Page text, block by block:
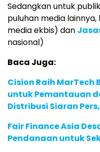
Sedangkan untuk
puluhan media lainnya,
media ekbis) dan
nasional)
Baca Juga:
Cision Raih MarTech
untuk Pemantauan
Distribusi Siaran
Fair Finance Asia
Pendanaan untuk